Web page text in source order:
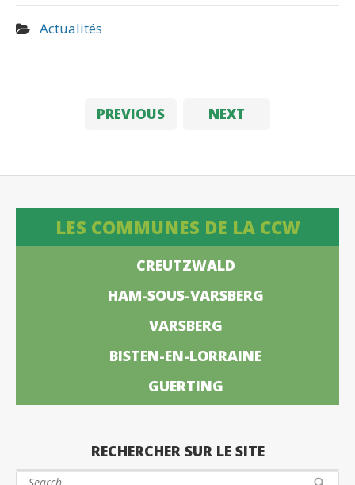
Actualités
PREVIOUS NEXT
LES COMMUNES DE LA CCW
CREUTZWALD
HAM-SOUS-VARSBERG
VARSBERG
BISTEN-EN-LORRAINE
GUERTING
RECHERCHER SUR LE SITE